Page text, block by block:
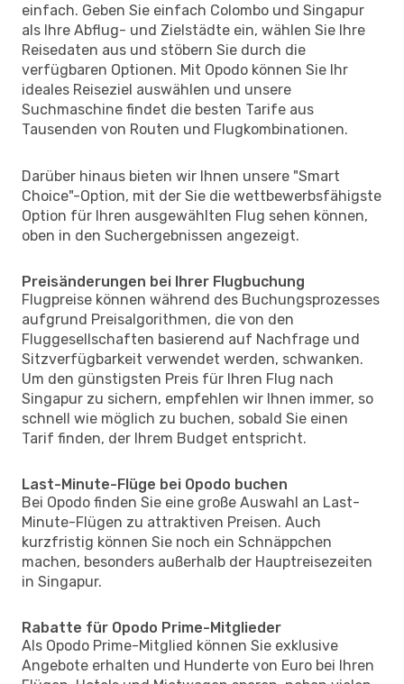
einfach. Geben Sie einfach Colombo und Singapur
als Ihre Abflug- und Zielstädte ein, wählen Sie Ihre
Reisedaten aus und stöbern Sie durch die
verfügbaren Optionen. Mit Opodo können Sie Ihr
ideales Reiseziel auswählen und unsere
Suchmaschine findet die besten Tarife aus
Tausenden von Routen und Flugkombinationen.
Darüber hinaus bieten wir Ihnen unsere "Smart
Choice"-Option, mit der Sie die wettbewerbsfähigste
Option für Ihren ausgewählten Flug sehen können,
oben in den Suchergebnissen angezeigt.
Preisänderungen bei Ihrer Flugbuchung
Flugpreise können während des Buchungsprozesses
aufgrund Preisalgorithmen, die von den
Fluggesellschaften basierend auf Nachfrage und
Sitzverfügbarkeit verwendet werden, schwanken.
Um den günstigsten Preis für Ihren Flug nach
Singapur zu sichern, empfehlen wir Ihnen immer, so
schnell wie möglich zu buchen, sobald Sie einen
Tarif finden, der Ihrem Budget entspricht.
Last-Minute-Flüge bei Opodo buchen
Bei Opodo finden Sie eine große Auswahl an Last-
Minute-Flügen zu attraktiven Preisen. Auch
kurzfristig können Sie noch ein Schnäppchen
machen, besonders außerhalb der Hauptreisezeiten
in Singapur.
Rabatte für Opodo Prime-Mitglieder
Als Opodo Prime-Mitglied können Sie exklusive
Angebote erhalten und Hunderte von Euro bei Ihren